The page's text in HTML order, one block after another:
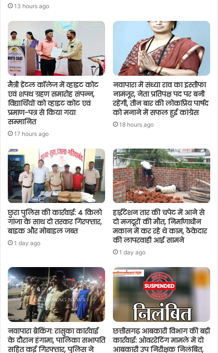
13 hours ago
मैत्री डेंटल कॉलेज में व्हाइट कोट
एवं शपथ ग्रहण समारोह संपन्न,
विद्यार्थियों को व्हाइट कोट एवं
प्रमाण-पत्र से किया गया
सम्मानित
17 hours ago
नवापारा में संध्या राव का इस्तीफा
नामंजूर, नेता प्रतिपक्ष पद पर बनी
रहेंगी, तीन बार की लोकप्रिय पार्षद
को मनाने में सफल हुई कांग्रेस
18 hours ago
छुरा पुलिस की कार्रवाई: 4 किलो
गांजा के साथ दो तस्कर गिरफ्तार,
बाइक और मोबाइल जब्त
1 day ago
हाईटेंशन तार की चपेट में आने से
दो मजदूरों की मौत, निर्माणाधीन
मकान में कर रहे थे काम, ठेकेदार
की लापरवाही आई सामने
1 day ago
नवापारा ब्रेकिंग: रासुका कार्रवाई
के दौरान हंगामा, पालिका सभापति
सहित कई गिरफ्तार, पुलिस ने
छत्तीसगढ़ आबकारी विभाग की बड़ी
कार्रवाई: ओवररेटिंग मामले में दो
आबकारी उप निरीक्षक निलंबित,